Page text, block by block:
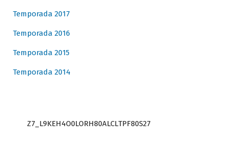
Temporada 2017
Temporada 2016
Temporada 2015
Temporada 2014
Z7_L9KEH4O0LORH80ALCLTPF80S27